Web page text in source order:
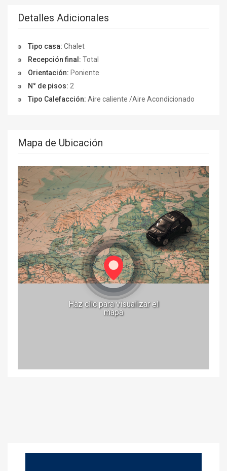
Detalles Adicionales
Tipo casa: Chalet
Recepción final: Total
Orientación: Poniente
N° de pisos: 2
Tipo Calefacción: Aire caliente /Aire Acondicionado
Mapa de Ubicación
Haz clic para visualizar el
mapa